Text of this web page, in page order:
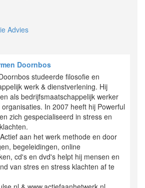
Advies
Doornbos
studeerde filosofie en
werk & dienstverlening. Hij
als bedrijfsmaatschappelijk werker
In 2007 heeft hij Powerful
zich gespecialiseerd in stress en
aan het werk methode en door
begeleidingen, online
cd's en dvd's helpt hij mensen en
van stres en stress klachten af te